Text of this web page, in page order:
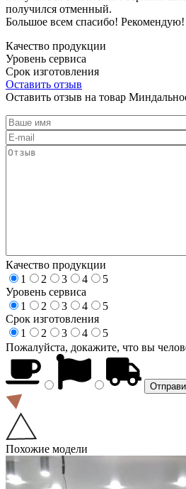
получился отменный.
Большое всем спасибо! Рекомендую!
Качество продукции
Уровень сервиса
Срок изготовления
Оставить отзыв
Оставить отзыв на товар
Качество продукции
1
2 3 4
5
Уровень сервиса
1
2 3 4
5
Срок изготовления
1
2 3 4
5
Пожалуйста, докажите, что вы
Похожие модели